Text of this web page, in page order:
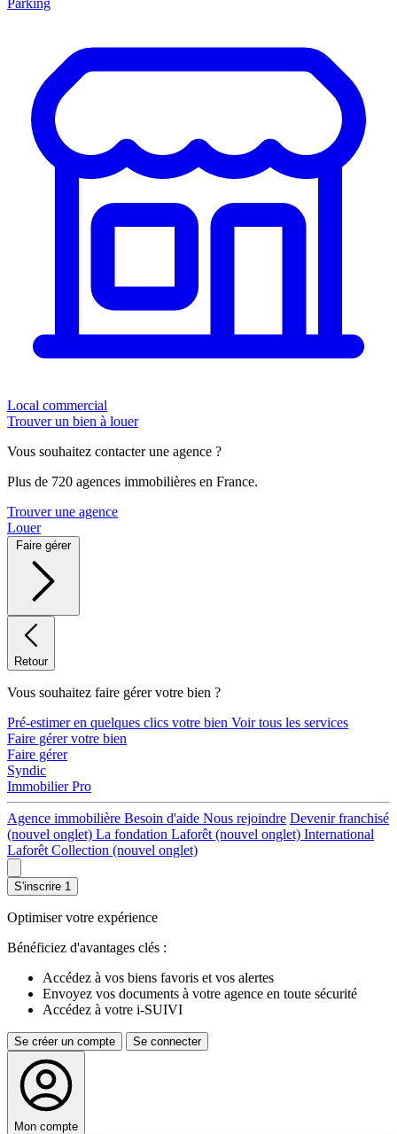
Parking
Local commercial
Trouver un bien à louer
Vous souhaitez contacter une agence ?
Plus de 720 agences immobilières en France.
Trouver une agence
Louer
Faire gérer
Retour
Vous souhaitez faire gérer votre bien ?
Pré-estimer en quelques clics votre bien Voir tous les services
Faire gérer votre bien
Faire gérer
Syndic
Immobilier Pro
Agence immobilière Besoin d'aide Nous rejoindre Devenir franchisé
(nouvel onglet) La fondation Laforêt (nouvel onglet) International
Laforêt Collection (nouvel onglet)
S'inscrire 1
Optimiser votre expérience
Bénéficiez d'avantages clés :
Accédez à vos biens favoris et vos alertes
Envoyez vos documents à votre agence en toute sécurité
Accédez à votre i-SUIVI
Se créer un compte Se connecter
Mon compte